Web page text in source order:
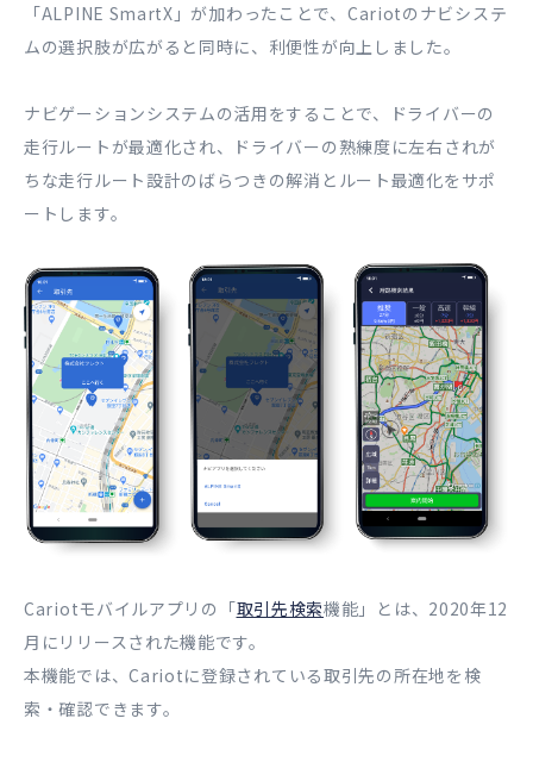
「ALPINE SmartX」が加わったことで、Cariotのナビシステ
ムの選択肢が広がると同時に、利便性が向上しました。
ナビゲーションシステムの活用をすることで、ドライバーの
走行ルートが最適化され、ドライバーの熟練度に左右されが
ちな走行ルート設計のばらつきの解消とルート最適化をサポ
ートします。
Cariotモバイルアプリの「取引先検索機能」とは、2020年12
月にリリースされた機能です。
本機能では、Cariotに登録されている取引先の所在地を検
索・確認できます。